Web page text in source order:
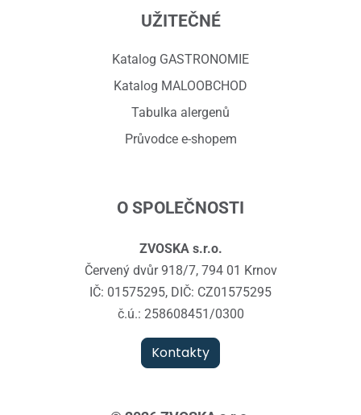
UŽITEČNÉ
Katalog GASTRONOMIE
Katalog MALOOBCHOD
Tabulka alergenů
Průvodce e-shopem
O SPOLEČNOSTI
ZVOSKA s.r.o.
Červený dvůr 918/7, 794 01 Krnov
IČ: 01575295, DIČ: CZ01575295
č.ú.: 258608451/0300
Kontakty